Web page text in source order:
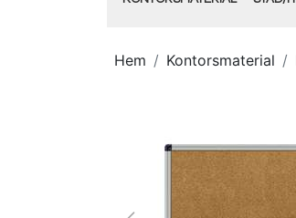
Hem Kontorsmaterial